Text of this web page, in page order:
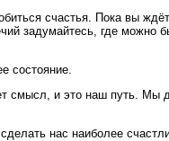
счастья. Пока вы
задумайтесь, где можно
состояние.
смысл, и это наш путь. Мы
нас наиболее